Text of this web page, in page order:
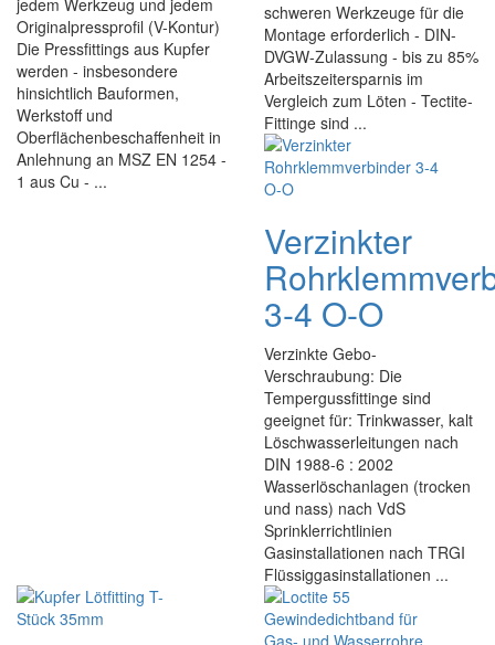
jedem Werkzeug und jedem
Originalpressprofil (V-Kontur)
Die Pressfittings aus Kupfer
werden - insbesondere
hinsichtlich Bauformen,
Werkstoff und
Oberflächenbeschaffenheit in
Anlehnung an MSZ EN 1254 -
1 aus Cu - ...
schweren Werkzeuge für die
Montage erforderlich - DIN-
DVGW-Zulassung - bis zu 85%
Arbeitszeitersparnis im
Vergleich zum Löten - Tectite-
Fittinge sind ...
Verzinkter
3-4 O-O
Verzinkte Gebo-
Verschraubung: Die
Tempergussfittinge sind
geeignet für: Trinkwasser, kalt
Löschwasserleitungen nach
DIN 1988-6 : 2002
Wasserlöschanlagen (trocken
und nass) nach VdS
Sprinklerrichtlinien
Gasinstallationen nach TRGI
Flüssiggasinstallationen ...